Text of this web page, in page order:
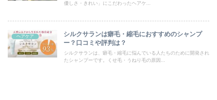
優しさ・きれい」にこだわったヘアケ...
ヘアケア
シルクサランは癖毛・縮毛におすすめのシャンプ
ー？口コミや評判は？
シルクサランは、癖毛・縮毛に悩んでいる人たちのために開発され
たシャンプーです。くせ毛・うねり毛の原因...